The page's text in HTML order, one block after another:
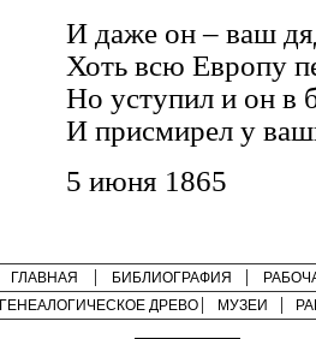
И даже он – ваш
Хоть всю Европу
Но уступил и он в
И присмирел у
5 июня 1865
ГЛАВНАЯ БИБЛИОГРАФИЯ
ГЕНЕАЛОГИЧЕСКОЕ ДРЕВО
МУЗЕИ